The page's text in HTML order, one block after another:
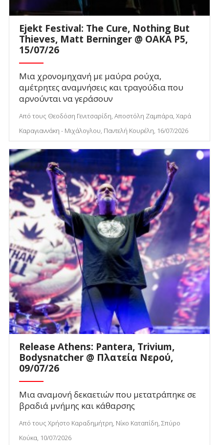
Ejekt Festival: The Cure, Nothing But
Thieves, Matt Berninger @ ΟΑΚΑ P5,
15/07/26
Μια χρονομηχανή με μαύρα ρούχα,
αμέτρητες αναμνήσεις και τραγούδια που
αρνούνται να γεράσουν
Από τους Θεοδόση Γενιτσαρίδη, Αποστόλη Ζαμπάρα, Χαρά
Καραγιαννάκη - Μιχάλογλου, Παντελή Κουρέλη, 16/07/2026
Release Athens: Pantera, Trivium,
Bodysnatcher @ Πλατεία Νερού,
09/07/26
Μια αναμονή δεκαετιών που μετατράπηκε σε
βραδιά μνήμης και κάθαρσης
Από τους Χρήστο Καραδημήτρη, Νίκο Καταπίδη, Σπύρο
Κούκα, 10/07/2026